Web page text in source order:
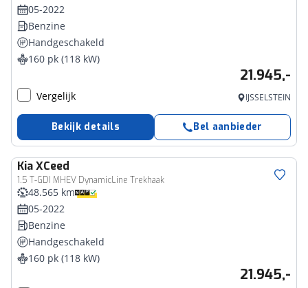
05-2022
Benzine
Handgeschakeld
160 pk (118 kW)
21.945,-
Vergelijk IJSSELSTEIN
Bekijk details Bel aanbieder
KiaXCeed
1.5 T-GDI MHEV DynamicLine Trekhaak
48.565 km
05-2022
Benzine
Handgeschakeld
160 pk (118 kW)
21.945,-